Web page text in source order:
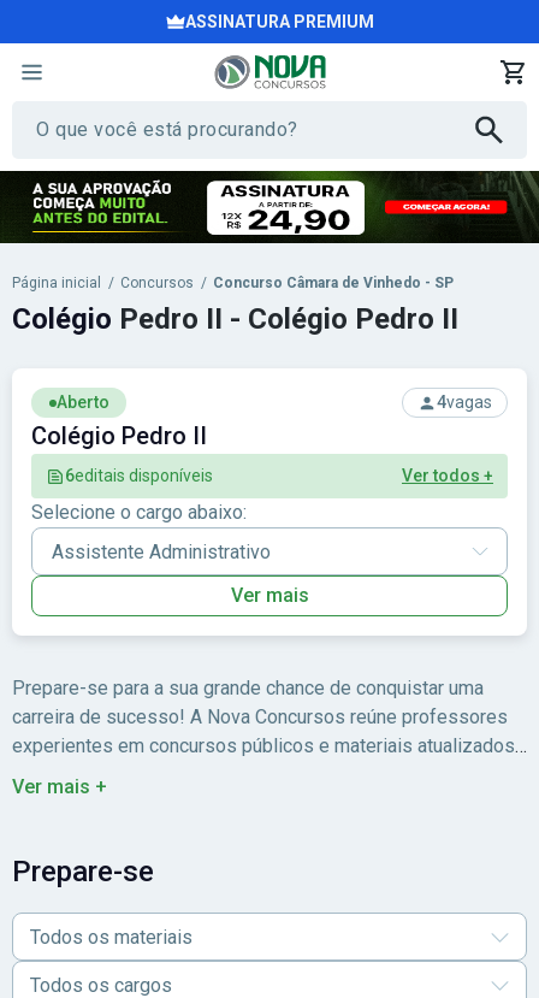
ASSINATURA PREMIUM
Página inicial / Concursos / Concurso Câmara de Vinhedo - SP
Aberto 4vagas
Colégio Pedro II
6editais disponíveis Ver todos +
Selecione o cargo abaixo:
Ver mais
Colégio Pedro II - Colégio Pedro II
Prepare-se para a sua grande chance de conquistar uma
carreira de sucesso! A Nova Concursos reúne professores
experientes em concursos públicos e materiais atualizados
para você estudar com foco no edital.
Ver mais +
Prepare-se
Todos os materiais
Todos os cargos